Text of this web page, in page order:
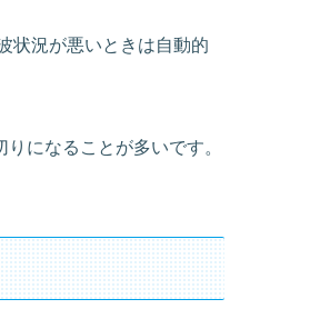
状況が悪いときは自動的
になることが多いです。